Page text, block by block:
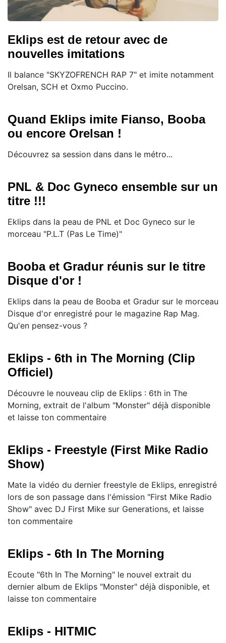
Eklips est de retour avec de
nouvelles imitations
Il balance "SKYZOFRENCH RAP 7" et imite notamment
Orelsan, SCH et Oxmo Puccino.
Quand Eklips imite Fianso, Booba
ou encore Orelsan !
Découvrez sa session dans dans le métro...
PNL & Doc Gyneco ensemble sur un
titre !!!
Eklips dans la peau de PNL et Doc Gyneco sur le
morceau "P.L.T (Pas Le Time)"
Booba et Gradur réunis sur le titre
Disque d'or !
Eklips dans la peau de Booba et Gradur sur le morceau
Disque d'or enregistré pour le magazine Rap Mag.
Qu'en pensez-vous ?
Eklips - 6th in The Morning (Clip
Officiel)
Découvre le nouveau clip de Eklips : 6th in The
Morning, extrait de l'album "Monster" déjà disponible
et laisse ton commentaire
Eklips - Freestyle (First Mike Radio
Show)
Mate la vidéo du dernier freestyle de Eklips, enregistré
lors de son passage dans l'émission "First Mike Radio
Show" avec DJ First Mike sur Generations, et laisse
ton commentaire
Eklips - 6th In The Morning
Ecoute "6th In The Morning" le nouvel extrait du
dernier album de Eklips "Monster" déjà disponible, et
laisse ton commentaire
Eklips - HITMIC